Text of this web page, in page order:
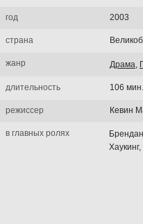
год 2003
страна
жанр Драма,
длительность 106 мин.
режиссер Кевин
в главных ролях